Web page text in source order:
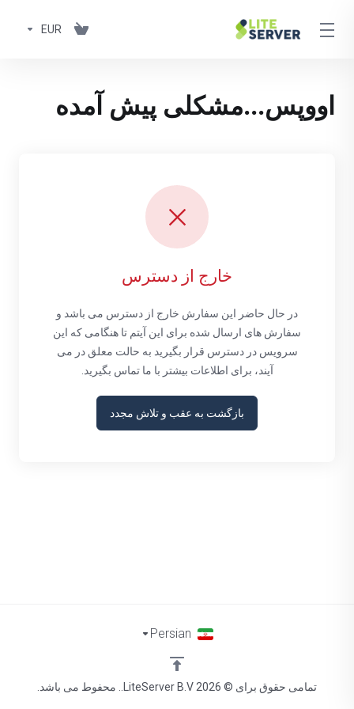
EUR
اووپس...مشکلی پیش آمده
خارج از دسترس
در حال حاضر این سفارش خارج از دسترس می باشد و
سفارش های ارسال شده برای این آیتم تا هنگامی که این
سرویس در دسترس قرار بگیرید به حالت معلق در می
آیند، برای اطلاعات بیشتر با ما تماس بگیرید.
بازگشت به عقب و تلاش مجدد
تمامی حقوق برای © 2026 LiteServer B.V.. محفوط می باشد.
Persian